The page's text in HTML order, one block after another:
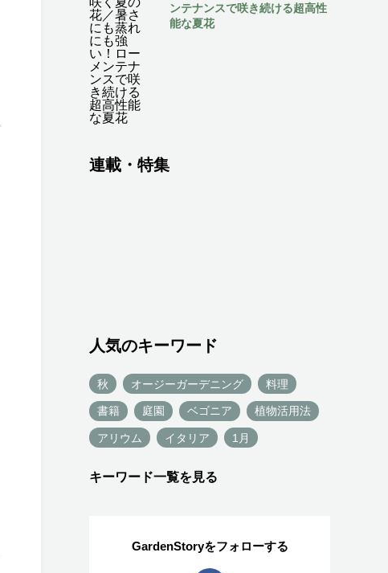
ンテナンスで咲き続ける超高性
能な夏花
連載・特集
人気のキーワード
秋 オージーガーデニング 料理
書籍 庭園 ベゴニア 植物活用法
アリウム イタリア 1月
キーワード一覧を見る
GardenStoryをフォローする